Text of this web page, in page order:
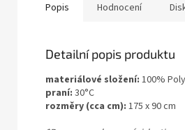
Popis Hodnocení
Detailní popis produktu
materiálové složení: 100%
praní: 30°C
rozměry (cca cm): 175 x 90 cm